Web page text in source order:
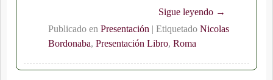
Sigue leyendo →
Publicado en Presentación | Etiquetado Nicolas
Bordonaba, Presentación Libro, Roma